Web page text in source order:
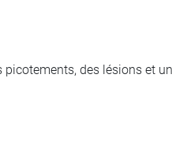
picotements, des lésions et